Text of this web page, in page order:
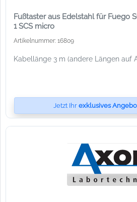
Fußtaster aus Edelstahl für Fuego
1 SCS micro
Artikelnummer: 16809
Kabellänge 3 m (andere Längen auf
Jetzt Ihr exklusives